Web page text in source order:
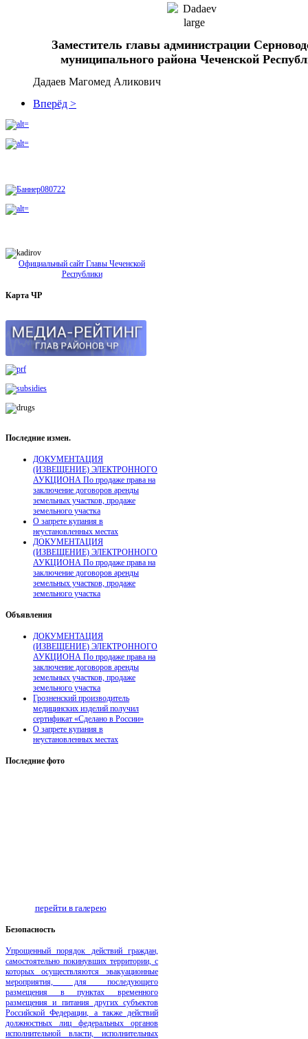
Заместитель главы администрации
муниципального района Чеченской
Дадаев Магомед Аликович
Вперёд >
Официальный сайт Главы Чеченской
Республики
Карта ЧР
Последние измен.
ДОКУМЕНТАЦИЯ
(ИЗВЕЩЕНИЕ) ЭЛЕКТРОННОГО
АУКЦИОНА По продаже права на
заключение договоров аренды
земельных участков, продаже
земельного участка
О запрете купания в
неустановленных местах
ДОКУМЕНТАЦИЯ
(ИЗВЕЩЕНИЕ) ЭЛЕКТРОННОГО
АУКЦИОНА По продаже права на
заключение договоров аренды
земельных участков, продаже
земельного участка
Объявления
ДОКУМЕНТАЦИЯ
(ИЗВЕЩЕНИЕ) ЭЛЕКТРОННОГО
АУКЦИОНА По продаже права на
заключение договоров аренды
земельных участков, продаже
земельного участка
Грозненский производитель
медицинских изделий получил
сертификат «Сделано в России»
О запрете купания в
неустановленных местах
Последние фото
перейти в галерею
Безопаcность
Упрощенный порядок действий граждан,
самостоятельно покинувших территории, с
которых осуществляются эвакуационные
мероприятия, для последующего
размещения в пунктах временного
размещения и питания других субъектов
Российской Федерации, а также действий
должностных лиц федеральных органов
исполнительной власти, исполнительных